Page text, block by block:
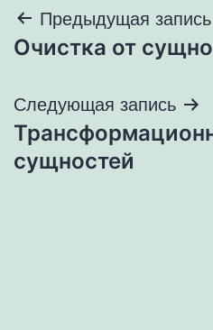
Навигация
по
записям
Предыдущая запись
Очистка от
Следующая запись
сущностей